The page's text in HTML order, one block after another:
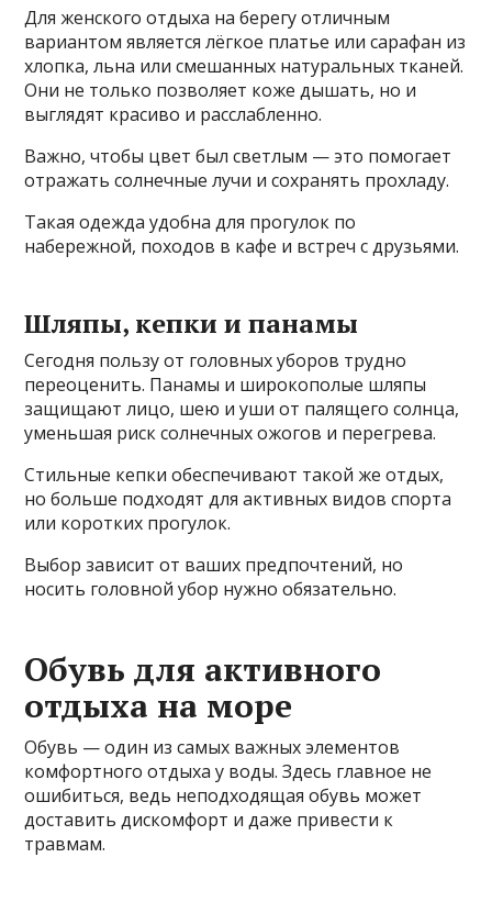
Для женского отдыха на берегу отличным
вариантом является лёгкое платье или сарафан из
хлопка, льна или смешанных натуральных тканей.
Они не только позволяет коже дышать, но и
выглядят красиво и расслабленно.
Важно, чтобы цвет был светлым — это помогает
отражать солнечные лучи и сохранять прохладу.
Такая одежда удобна для прогулок по
набережной, походов в кафе и встреч с друзьями.
Шляпы, кепки и панамы
Сегодня пользу от головных уборов трудно
переоценить. Панамы и широкополые шляпы
защищают лицо, шею и уши от палящего солнца,
уменьшая риск солнечных ожогов и перегрева.
Стильные кепки обеспечивают такой же отдых,
но больше подходят для активных видов спорта
или коротких прогулок.
Выбор зависит от ваших предпочтений, но
носить головной убор нужно обязательно.
Обувь для активного
отдыха на море
Обувь — один из самых важных элементов
комфортного отдыха у воды. Здесь главное не
ошибиться, ведь неподходящая обувь может
доставить дискомфорт и даже привести к
травмам.